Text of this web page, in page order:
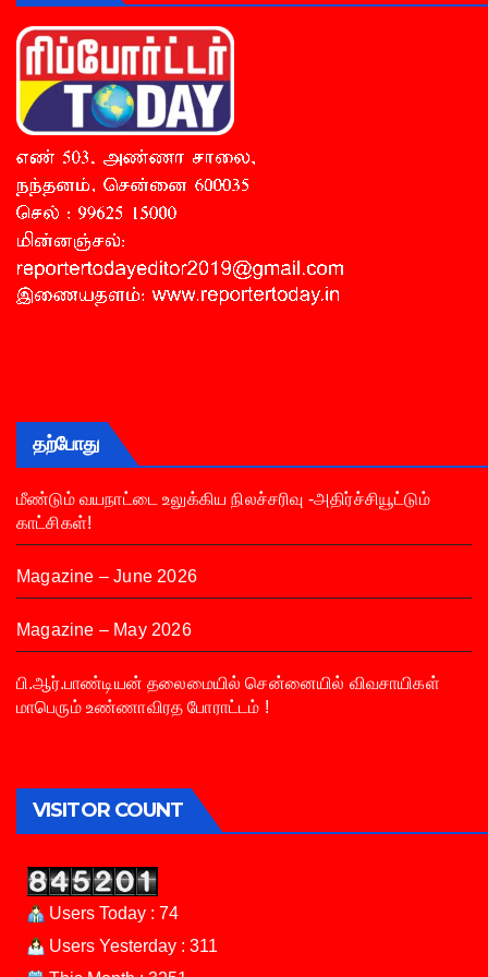
தற்போது
மீண்டும் வயநாட்டை உலுக்கிய நிலச்சரிவு -அதிர்ச்சியூட்டும்
காட்சிகள்!
Magazine – June 2026
Magazine – May 2026
பி.ஆர்.பாண்டியன் தலைமையில் சென்னையில் விவசாயிகள்
மாபெரும் உண்ணாவிரத போராட்டம் !
VISITOR COUNT
Users Today : 74
Users Yesterday : 311